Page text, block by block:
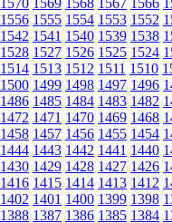
1570 1569 1568 1567 1566
1556 1555 1554 1553 1552
1542 1541 1540 1539 1538
1528 1527 1526 1525 1524
1514 1513 1512 1511 1510
1500 1499 1498 1497 1496
1486 1485 1484 1483 1482
1472 1471 1470 1469 1468
1458 1457 1456 1455 1454
1444 1443 1442 1441 1440
1430 1429 1428 1427 1426
1416 1415 1414 1413 1412
1402 1401 1400 1399 1398
1388 1387 1386 1385 1384